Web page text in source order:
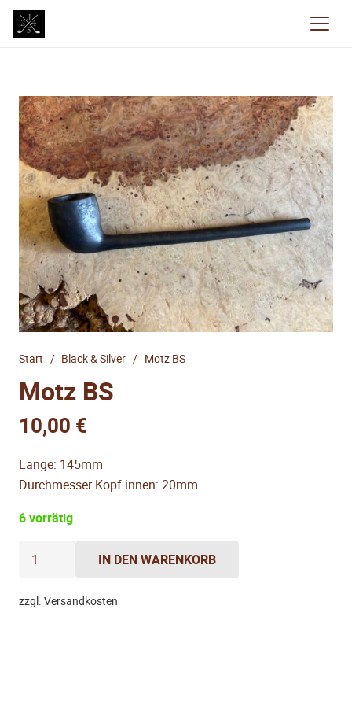
Start / Black & Silver / Motz BS
Motz BS
10,00 €
Länge: 145mm
Durchmesser Kopf innen: 20mm
6 vorrätig
IN DEN WARENKORB
zzgl. Versandkosten